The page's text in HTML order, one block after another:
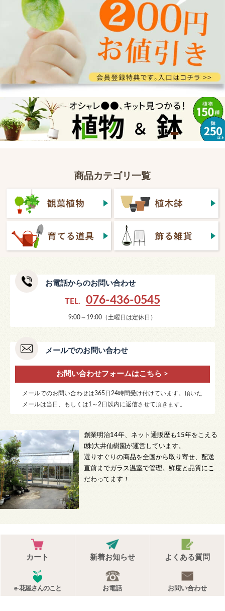
商品カテゴリ一覧
お電話からのお問い合わせ
TEL. 076-436-0545
9:00～19:00（土曜日は定休日）
メールでのお問い合わせ
お問い合わせフォームはこちら >
メールでのお問い合わせは365日24時間受け付けています。頂いた
メールは当日、もしくは1～2日以内に返信させて頂きます。
創業明治14年、ネット通販歴も15年をこえる
(株)大井仙樹園が運営しています。
選りすぐりの商品を全国から取り寄せ、配送
直前までガラス温室で管理。鮮度と品質にこ
だわってます！
カート 新着お知らせ よくある質問
e-花屋さんのこと お電話 お問い合わせ